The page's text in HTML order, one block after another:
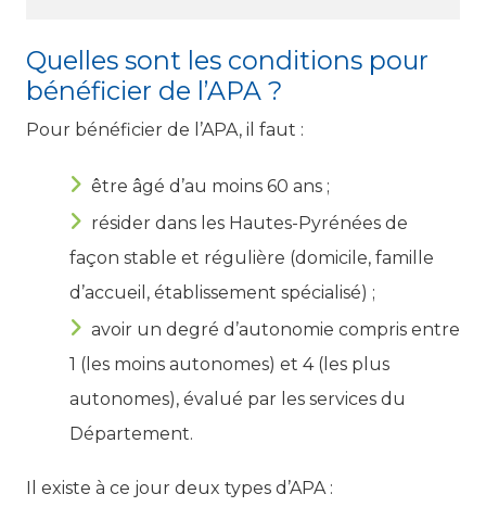
Quelles sont les conditions pour
bénéficier de l’APA ?
Pour bénéficier de l’APA, il faut :
être âgé d’au moins 60 ans ;
résider dans les Hautes-Pyrénées de
façon stable et régulière (domicile, famille
d’accueil, établissement spécialisé) ;
avoir un degré d’autonomie compris entre
1 (les moins autonomes) et 4 (les plus
autonomes), évalué par les services du
Département.
Il existe à ce jour deux types d’APA :